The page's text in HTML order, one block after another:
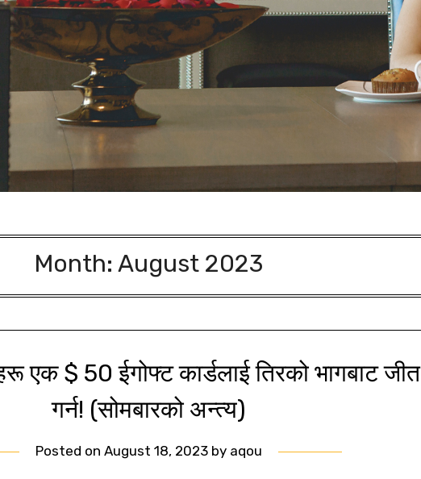
Month:August 2023
एक $ 50 ईगोफ्ट कार्डलाई तिरको भागबाट जीत
गर्न! (सोमबारको अन्त्य)
Posted on August 18, 2023by aqou